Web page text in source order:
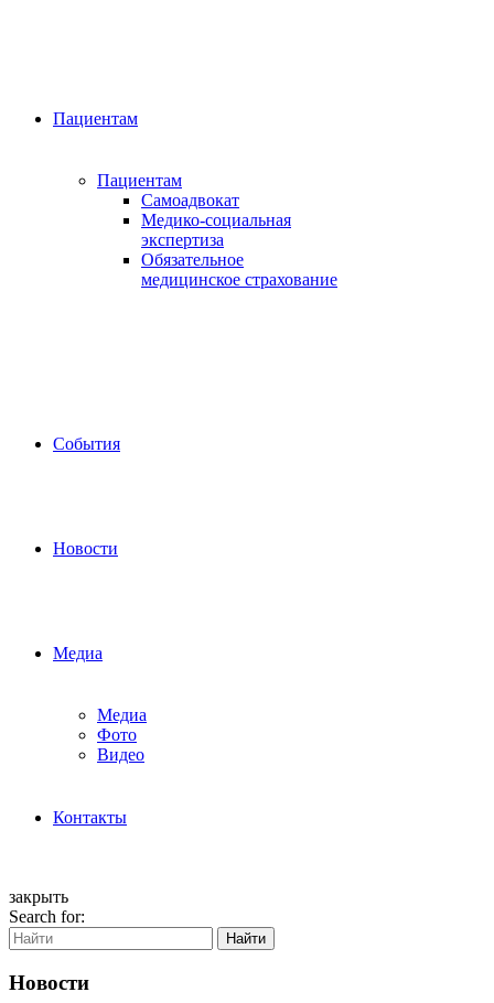
Пациентам
Пациентам
Самоадвокат
Медико-социальная
экспертиза
Обязательное
медицинское страхование
События
Новости
Медиа
Медиа
Фото
Видео
Контакты
закрыть
Search for:
Найти
Новости